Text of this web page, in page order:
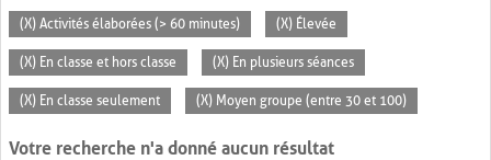
(X) Activités élaborées (> 60 minutes) (X) Élevée
(X) En classe et hors classe (X) En plusieurs séances
(X) En classe seulement (X) Moyen groupe (entre 30 et 100)
Votre recherche n'a donné aucun résultat